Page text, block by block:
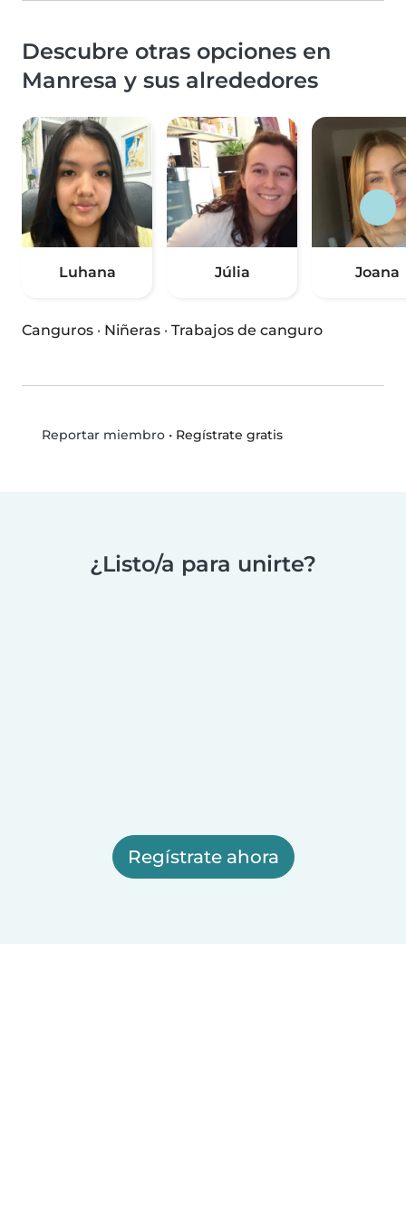
Descubre otras opciones en
Manresa y sus alrededores
Luhana Júlia Joana
Canguros · Niñeras · Trabajos de canguro
Reportar miembro• Regístrate gratis
¿Listo/a para unirte?
Regístrate ahora